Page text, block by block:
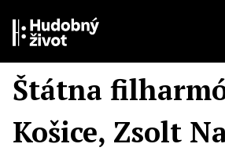
Štátna
Košice, Zsolt